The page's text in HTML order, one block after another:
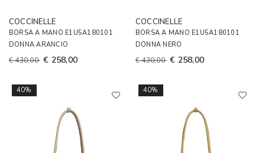
COCCINELLE
BORSA A MANO E1U5A180101
DONNA ARANCIO
€ 430,00 € 258,00
COCCINELLE
BORSA A MANO E1U5A180101
DONNA NERO
€ 430,00 € 258,00
40% 40%